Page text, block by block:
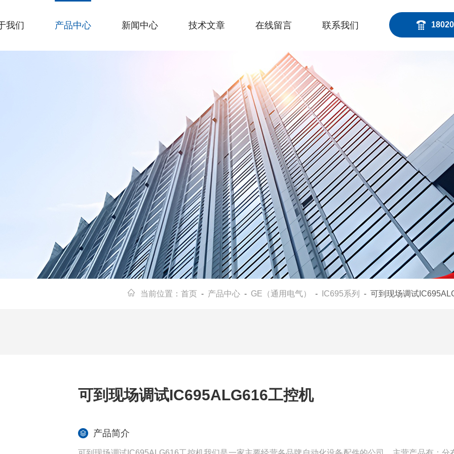
我们 产品中心 新闻中心 技术文章 在线留言 联系我们
当前位置： 首页 - 产品中心 - GE（通用电气） - IC695系列 - 可到现场调试
可到现场调试IC695ALG616工控机
产品简介